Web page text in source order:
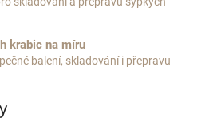
krabic na míru
balení, skladování i přepravu